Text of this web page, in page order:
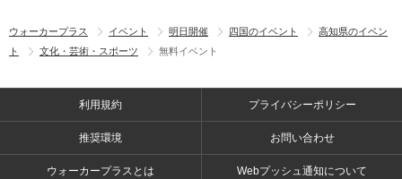
ウォーカープラス イベント 明日開催 四国のイベント
高知県のイベン
ト
文化・芸術・スポーツ 無料イベント
利用規約 プライバシーポリシー
推奨環境 お問い合わせ
ウォーカープラスとは Webプッシュ通知について